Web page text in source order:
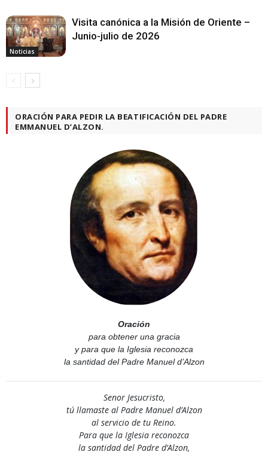
Noticias
Visita canónica a la Misión de Oriente –
Junio-julio de 2026
ORACIÓN PARA PEDIR LA BEATIFICACIÓN DEL PADRE
EMMANUEL D’ALZON.
Oración
para obtener una gracia
y para que la Iglesia reconozca
la santidad del Padre Manuel d’Alzon
Senor Jesucristo,
tú llamaste al Padre Manuel d’Alzon
al servicio de tu Reino.
Para que la Iglesia reconozca
la santidad del Padre d’Alzon,